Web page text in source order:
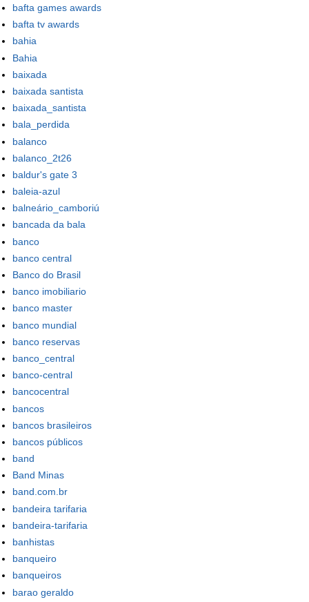
bafta games awards
bafta tv awards
bahia
Bahia
baixada
baixada santista
baixada_santista
bala_perdida
balanco
balanco_2t26
baldur's gate 3
baleia-azul
balneário_camboriú
bancada da bala
banco
banco central
Banco do Brasil
banco imobiliario
banco master
banco mundial
banco reservas
banco_central
banco-central
bancocentral
bancos
bancos brasileiros
bancos públicos
band
Band Minas
band.com.br
bandeira tarifaria
bandeira-tarifaria
banhistas
banqueiro
banqueiros
barao geraldo